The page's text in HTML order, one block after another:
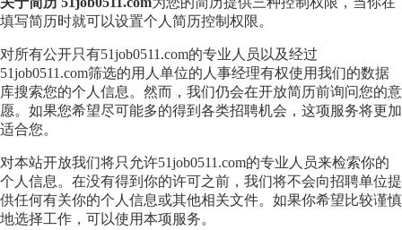
填写简历时就可以设置个人简历控制权限。
对所有公开只有51job0511.com的专业人员以及经过
51job0511.com筛选的用人单位的人事经理有权使用我们的数据
库搜索您的个人信息。然而，我们仍会在开放简历前询问您的意
愿。如果您希望尽可能多的得到各类招聘机会，这项服务将更加
适合您。
对本站开放我们将只允许51job0511.com的专业人员来检索你的
个人信息。在没有得到你的许可之前，我们将不会向招聘单位提
供任何有关你的个人信息或其他相关文件。如果你希望比较谨慎
地选择工作，可以使用本项服务。